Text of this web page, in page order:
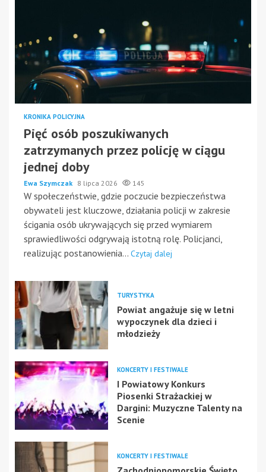
KRONIKA POLICYJNA
Pięć osób poszukiwanych
zatrzymanych przez policję w ciągu
jednej doby
Ewa Szymczak 8 lipca 2026 145
W społeczeństwie, gdzie poczucie bezpieczeństwa
obywateli jest kluczowe, działania policji w zakresie
ścigania osób ukrywających się przed wymiarem
sprawiedliwości odgrywają istotną rolę. Policjanci,
realizując postanowienia... Czytaj dalej
TURYSTYKA
Powiat angażuje się w letni
wypoczynek dla dzieci i
młodzieży
KONCERTY I FESTIWALE
I Powiatowy Konkurs
Piosenki Strażackiej w
Dargini: Muzyczne Talenty na
Scenie
KONCERTY I FESTIWALE